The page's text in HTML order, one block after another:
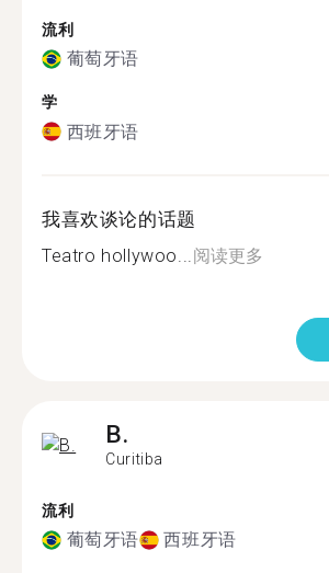
流利
葡萄牙语
学
西班牙语
我喜欢谈论的话题
Teatro hollywoo... 阅读更多
B.
Curitiba
流利
葡萄牙语 西班牙语